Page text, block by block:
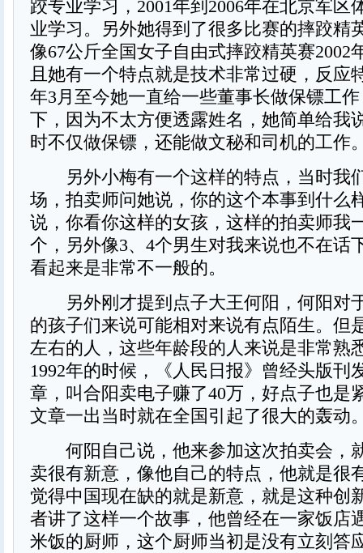
跤专业学习，2001年到2006年在北京军区
业学习。另外她得到了很多比赛的摔跤精
像67公斤全国女子自由式摔跤精英赛2002
且她有一个特点就是技术非常过硬，反应
年3月至今她一直给一些董事长做保镖工
下，因为不太方便透露姓名，她简单给我
时不仅做保镖，还能做文秘和司机的工作
另外小梅有一个这样的特点，当时我
场，拍卖师问她说，你的这个本事到什么
说，你看你这样的女孩，这样的拍卖师我
个，另外像3、4个男生对我来说也不在话
看起来是非常不一般的。
另外刚才提到点子大王何阳，何阳对
的孩子们来说可能相对来说有点陌生。但
左右的人，这些年龄段的人来说是非常熟
1992年的时候，《人民日报》曾经头版刊
章，叫合阳卖电子赚了40万，好点子也是
文章一出当时就在全国引起了很大的轰动
何阳自己说，他来参加这次拍卖会，
卖很有新意，像他自己的特点，他就是很
觉得中国现在缺的就是新意，就是这种创
者讲了这样一个故事，他曾经在一家饭店
米饭的厨师，这个厨师当初是没有立刻答